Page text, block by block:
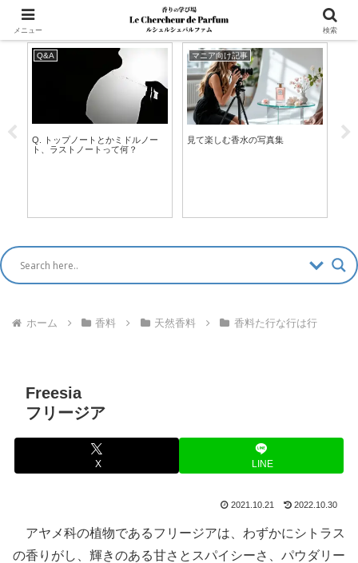
マッチングアプリ風「香水診断」新登場！ >>
Q&A
Q. トップノートとかミドルノー
ト、ラストノートって何？
マニア向け記事
見て楽しむ香水の写真集
ボ
ホーム 香料 天然香料 香料た行な行は行
Freesia
フリージア
X LINE
2021.10.21 2022.10.30
アヤメ科の植物であるフリージアは、わずかにシトラス
の香りがし、輝きのある甘さとスパイシーさ、パウダリー
メニュー 検索